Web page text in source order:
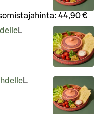
44,90 €
L
L